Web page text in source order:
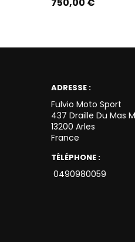
750,00 €
ADRESSE :
Fulvio Moto Sport
437 Draille Du Mas
13200 Arles
France
TÉLÉPHONE :
0490980059